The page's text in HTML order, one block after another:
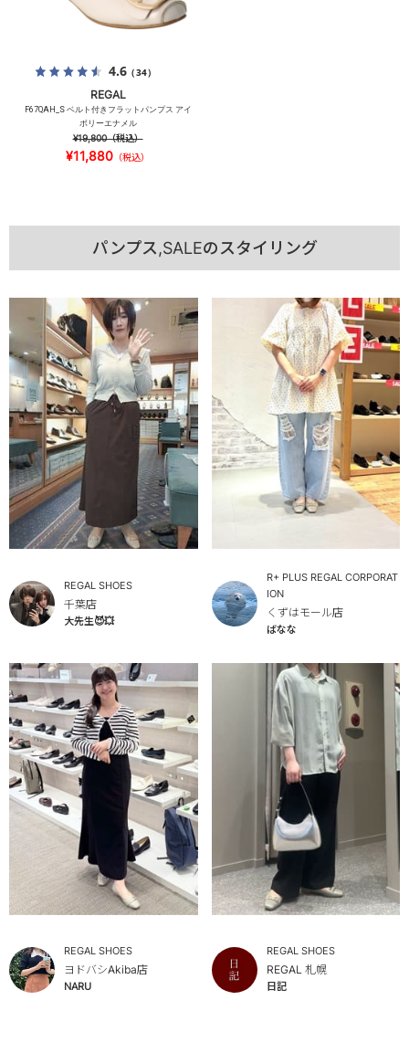
4.6（34）
REGAL
F67QAH_S ベルト付きフラットパンプス アイ
ボリーエナメル
¥19,800（税込）
¥11,880 （税込）
パンプス,SALEのスタイリング
REGAL SHOES
千葉店
大先生😈💥
R+ PLUS REGAL CORPORAT
ION
くずはモール店
ばなな
REGAL SHOES
ヨドバシAkiba店
NARU
REGAL SHOES
REGAL 札幌
日記